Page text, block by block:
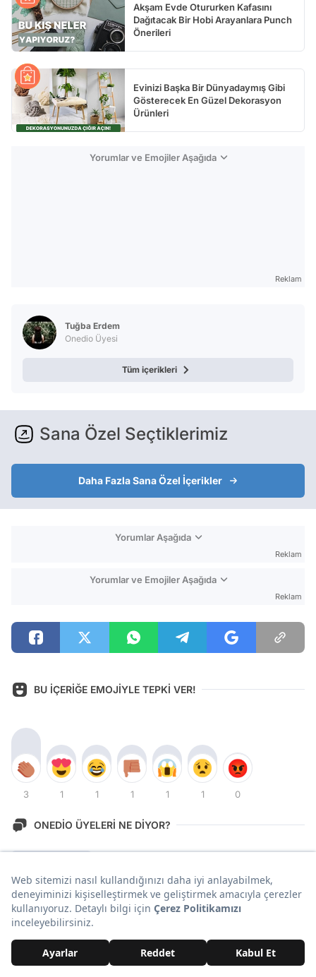
Akşam Evde Otururken Kafasını
Dağıtacak Bir Hobi Arayanlara Punch
Önerileri
Evinizi Başka Bir Dünyadaymış Gibi
Gösterecek En Güzel Dekorasyon
Ürünleri
Yorumlar ve Emojiler Aşağıda
Reklam
Tuğba Erdem
Onedio Üyesi
Tüm içerikleri
Sana Özel Seçtiklerimiz
Daha Fazla Sana Özel İçerikler
Yorumlar Aşağıda
Reklam
Yorumlar ve Emojiler Aşağıda
Reklam
BU İÇERİĞE EMOJİYLE TEPKİ VER!
3 1 1 1 1 1 0
ONEDİO ÜYELERİ NE DİYOR?
En Yeni İçerikler!